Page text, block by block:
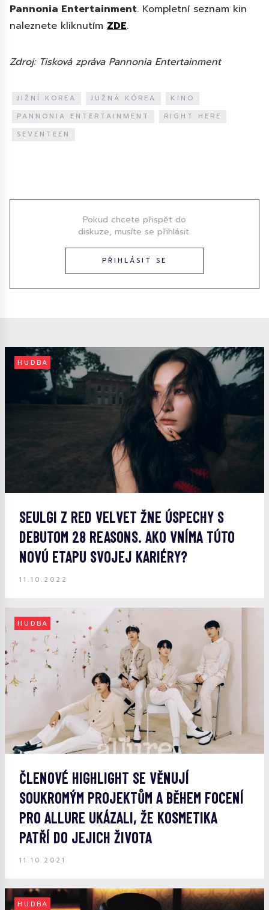
Pannonia Entertainment. Kompletní seznam kin
naleznete kliknutím ZDE.
Zdroj: Tisková zpráva Pannonia Entertainment
JIŽNÍ KOREA JUŽNÁ KÓREA
KINO
PANNONIA ENTERTAINMENT
RIGHT HERE
SEVENTEEN
Pokud chcete přispět do
diskuze, musíte se přihlásit.
PŘIHLÁSIT SE
HUDBA
SEULGI Z RED VELVET ŽNE ÚSPECHY S
DEBUTOM 28 REASONS. AKO VNÍMA TÚTO
NOVÚ ETAPU SVOJEJ KARIÉRY?
11.10.2022
HUDBA
ČLENOVÉ HIGHLIGHT SE VĚNUJÍ
SOUKROMÝM PROJEKTŮM A BĚHEM FOCENÍ
PRO ALLURE UKÁZALI, ŽE KOSMETIKA
PATŘÍ DO JEJICH ŽIVOTA
11.10.2021
HUDBA